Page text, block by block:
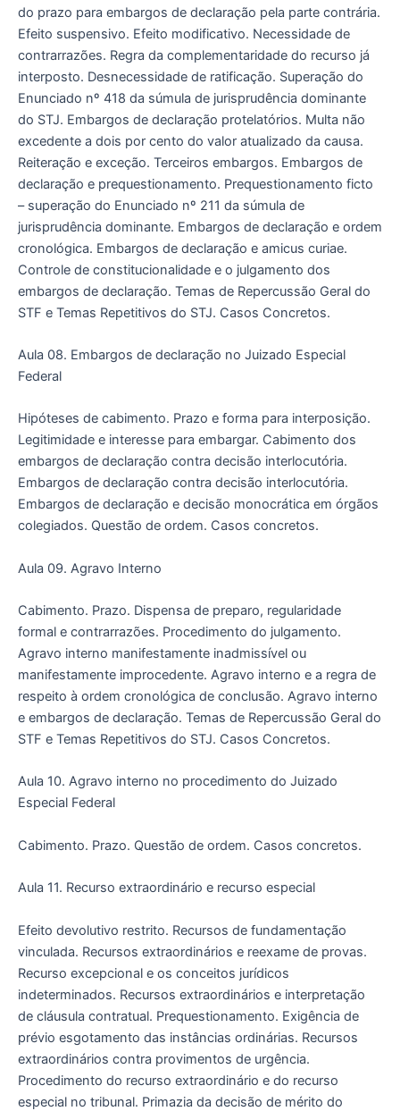
do prazo para embargos de declaração pela parte contrária.
Efeito suspensivo. Efeito modificativo. Necessidade de
contrarrazões. Regra da complementaridade do recurso já
interposto. Desnecessidade de ratificação. Superação do
Enunciado nº 418 da súmula de jurisprudência dominante
do STJ. Embargos de declaração protelatórios. Multa não
excedente a dois por cento do valor atualizado da causa.
Reiteração e exceção. Terceiros embargos. Embargos de
declaração e prequestionamento. Prequestionamento ficto
– superação do Enunciado nº 211 da súmula de
jurisprudência dominante. Embargos de declaração e ordem
cronológica. Embargos de declaração e amicus curiae.
Controle de constitucionalidade e o julgamento dos
embargos de declaração. Temas de Repercussão Geral do
STF e Temas Repetitivos do STJ. Casos Concretos.
Aula 08. Embargos de declaração no Juizado Especial
Federal
Hipóteses de cabimento. Prazo e forma para interposição.
Legitimidade e interesse para embargar. Cabimento dos
embargos de declaração contra decisão interlocutória.
Embargos de declaração contra decisão interlocutória.
Embargos de declaração e decisão monocrática em órgãos
colegiados. Questão de ordem. Casos concretos.
Aula 09. Agravo Interno
Cabimento. Prazo. Dispensa de preparo, regularidade
formal e contrarrazões. Procedimento do julgamento.
Agravo interno manifestamente inadmissível ou
manifestamente improcedente. Agravo interno e a regra de
respeito à ordem cronológica de conclusão. Agravo interno
e embargos de declaração. Temas de Repercussão Geral do
STF e Temas Repetitivos do STJ. Casos Concretos.
Aula 10. Agravo interno no procedimento do Juizado
Especial Federal
Cabimento. Prazo. Questão de ordem. Casos concretos.
Aula 11. Recurso extraordinário e recurso especial
Efeito devolutivo restrito. Recursos de fundamentação
vinculada. Recursos extraordinários e reexame de provas.
Recurso excepcional e os conceitos jurídicos
indeterminados. Recursos extraordinários e interpretação
de cláusula contratual. Prequestionamento. Exigência de
prévio esgotamento das instâncias ordinárias. Recursos
extraordinários contra provimentos de urgência.
Procedimento do recurso extraordinário e do recurso
especial no tribunal. Primazia da decisão de mérito do